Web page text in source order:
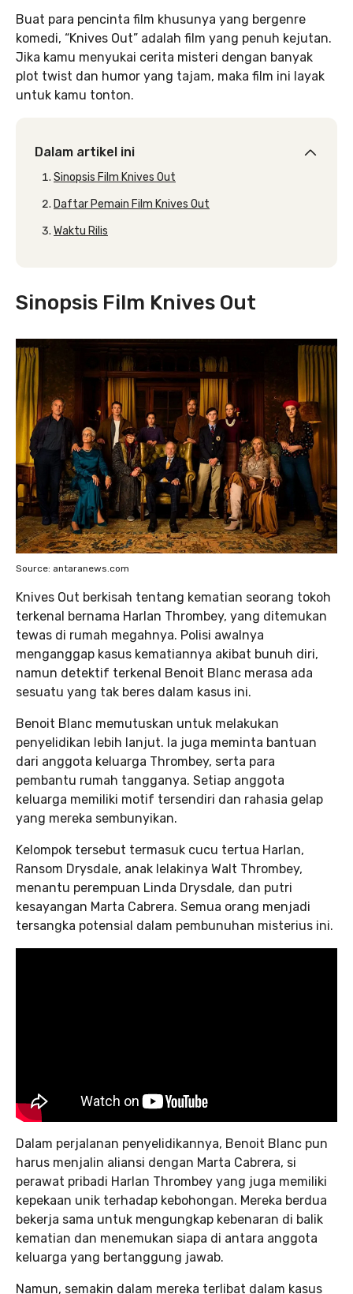
Buat para pencinta film khusunya yang bergenre
komedi, “Knives Out” adalah film yang penuh kejutan.
Jika kamu menyukai cerita misteri dengan banyak
plot twist dan humor yang tajam, maka film ini layak
untuk kamu tonton.
Dalam artikel ini
Sinopsis Film Knives Out
Daftar Pemain Film Knives Out
Waktu Rilis
Sinopsis Film Knives Out
Source: antaranews.com
Knives Out berkisah tentang kematian seorang tokoh
terkenal bernama Harlan Thrombey, yang ditemukan
tewas di rumah megahnya. Polisi awalnya
menganggap kasus kematiannya akibat bunuh diri,
namun detektif terkenal Benoit Blanc merasa ada
sesuatu yang tak beres dalam kasus ini.
Benoit Blanc memutuskan untuk melakukan
penyelidikan lebih lanjut. Ia juga meminta bantuan
dari anggota keluarga Thrombey, serta para
pembantu rumah tangganya. Setiap anggota
keluarga memiliki motif tersendiri dan rahasia gelap
yang mereka sembunyikan.
Kelompok tersebut termasuk cucu tertua Harlan,
Ransom Drysdale, anak lelakinya Walt Thrombey,
menantu perempuan Linda Drysdale, dan putri
kesayangan Marta Cabrera. Semua orang menjadi
tersangka potensial dalam pembunuhan misterius ini.
Dalam perjalanan penyelidikannya, Benoit Blanc pun
harus menjalin aliansi dengan Marta Cabrera, si
perawat pribadi Harlan Thrombey yang juga memiliki
kepekaan unik terhadap kebohongan. Mereka berdua
bekerja sama untuk mengungkap kebenaran di balik
kematian dan menemukan siapa di antara anggota
keluarga yang bertanggung jawab.
Namun, semakin dalam mereka terlibat dalam kasus